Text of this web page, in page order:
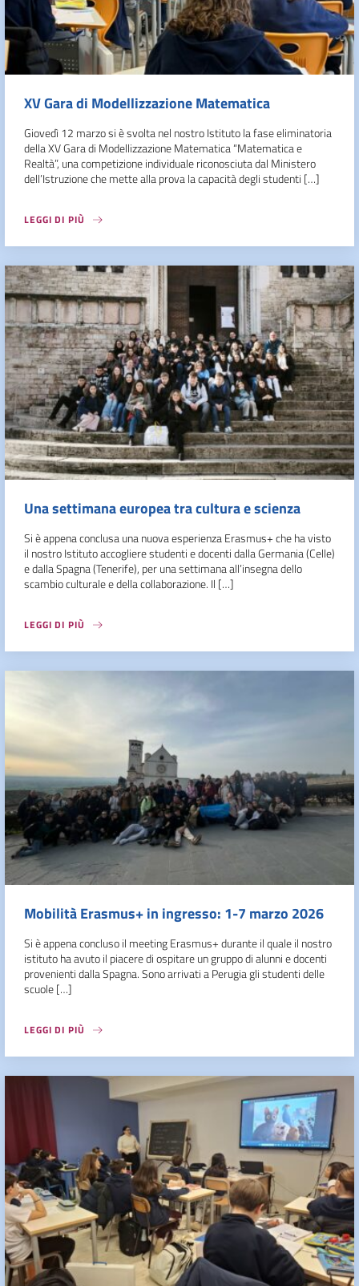
XV Gara di Modellizzazione Matematica
Giovedì 12 marzo si è svolta nel nostro Istituto la fase eliminatoria
della XV Gara di Modellizzazione Matematica “Matematica e
Realtà”, una competizione individuale riconosciuta dal Ministero
dell’Istruzione che mette alla prova la capacità degli studenti […]
LEGGI DI PIÙ
Una settimana europea tra cultura e scienza
Si è appena conclusa una nuova esperienza Erasmus+ che ha visto
il nostro Istituto accogliere studenti e docenti dalla Germania (Celle)
e dalla Spagna (Tenerife), per una settimana all’insegna dello
scambio culturale e della collaborazione. Il […]
LEGGI DI PIÙ
Mobilità Erasmus+ in ingresso: 1-7 marzo 2026
Si è appena concluso il meeting Erasmus+ durante il quale il nostro
istituto ha avuto il piacere di ospitare un gruppo di alunni e docenti
provenienti dalla Spagna. Sono arrivati a Perugia gli studenti delle
scuole […]
LEGGI DI PIÙ